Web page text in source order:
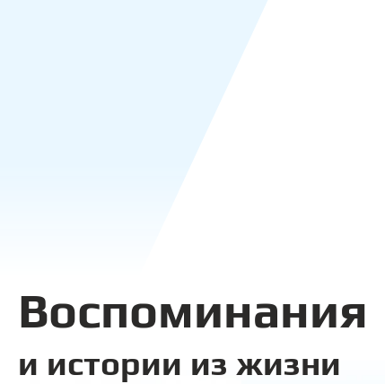
Воспоминания
и истории из жизни